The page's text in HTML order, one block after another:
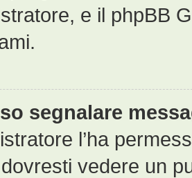
e il phpBB
segnalare
l’ha
vedere un